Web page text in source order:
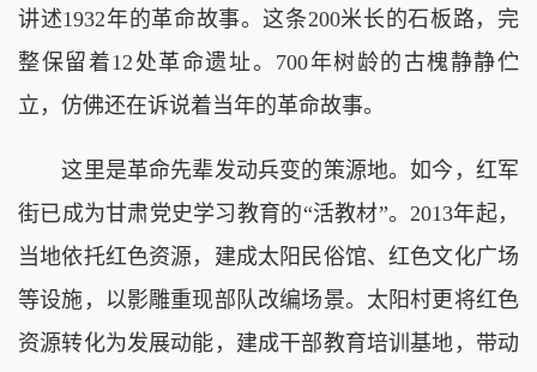
讲述1932年的革命故事。这条200米长的石板路，完
整保留着12处革命遗址。700年树龄的古槐静静伫
立，仿佛还在诉说着当年的革命故事。
这里是革命先辈发动兵变的策源地。如今，红军
街已成为甘肃党史学习教育的“活教材”。2013年起，
当地依托红色资源，建成太阳民俗馆、红色文化广场
等设施，以影雕重现部队改编场景。太阳村更将红色
资源转化为发展动能，建成干部教育培训基地，带动